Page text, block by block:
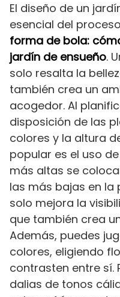
El diseño de un
esencial del
forma de bola:
jardín de ensueño.
solo resalta la
también crea un
acogedor. Al
disposición de las
colores y la altura
popular es el uso
más altas se
las más bajas en la
solo mejora la
que también crea
Además, puedes
colores, eligiendo
contrasten entre sí.
dalias de tonos